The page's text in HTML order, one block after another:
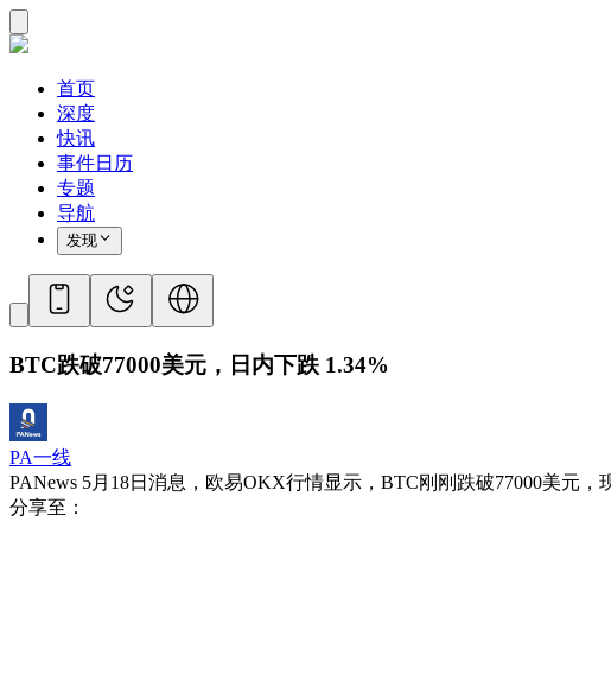
首页
深度
快讯
事件日历
专题
导航
发现
BTC跌破77000美元，日内下跌 1.34%
PA一线
PANews 5月18日消息，欧易OKX行情显示，BTC刚刚跌破77000美元，
分享至：